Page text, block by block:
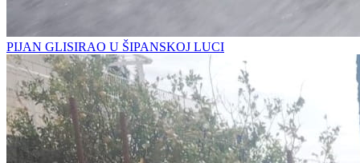
PIJAN GLISIRAO U ŠIPANSKOJ LUCI